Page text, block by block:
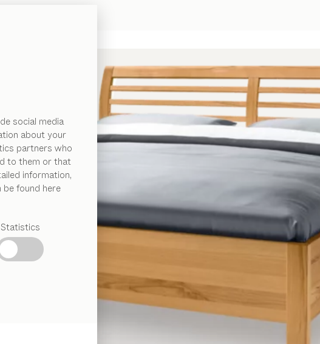
social media
about your
partners who
to them or that
information,
found here
Statistics